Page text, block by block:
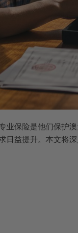
业保险是他们保护
日益提升。本文将